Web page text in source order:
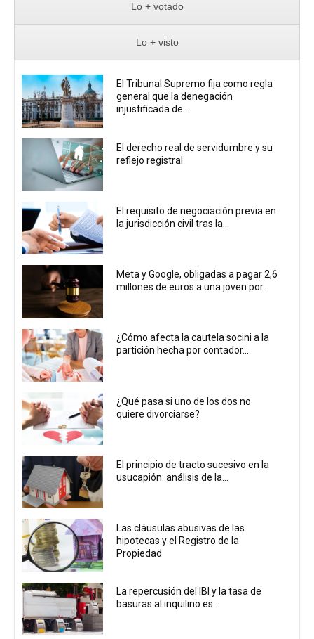
Lo + votado
Lo + visto
El Tribunal Supremo fija como regla
general que la denegación
injustificada de...
El derecho real de servidumbre y su
reflejo registral
El requisito de negociación previa en
la jurisdicción civil tras la...
Meta y Google, obligadas a pagar 2,6
millones de euros a una joven por...
¿Cómo afecta la cautela socini a la
partición hecha por contador...
¿Qué pasa si uno de los dos no
quiere divorciarse?
El principio de tracto sucesivo en la
usucapión: análisis de la...
Las cláusulas abusivas de las
hipotecas y el Registro de la
Propiedad
La repercusión del IBI y la tasa de
basuras al inquilino es...